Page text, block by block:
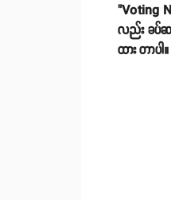
"Voting
လည်း ခပ်
ထား တာပါ။